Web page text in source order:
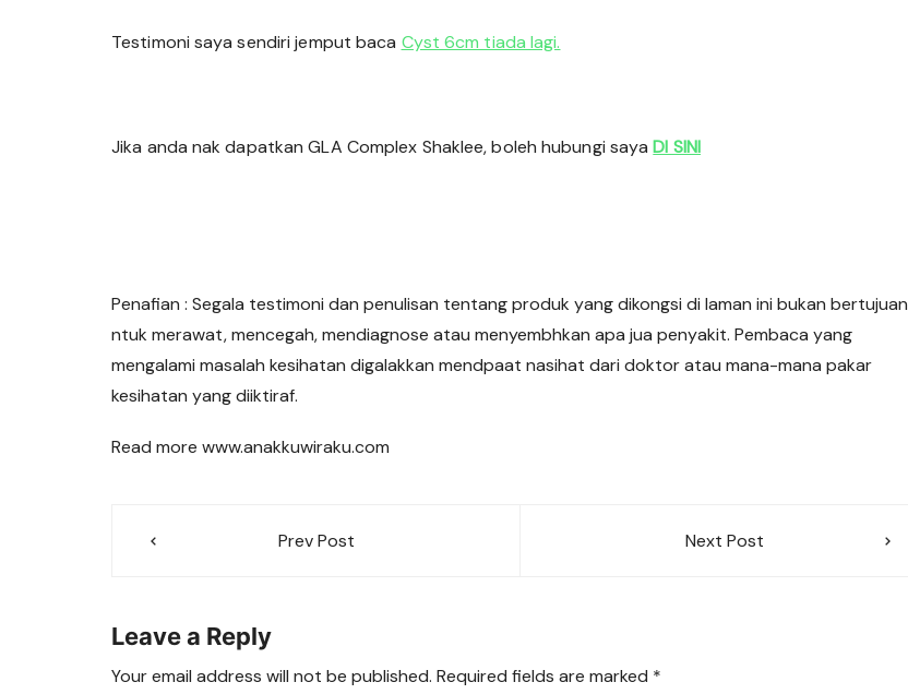
Testimoni saya sendiri jemput baca Cyst 6cm tiada lagi.
Jika anda nak dapatkan GLA Complex Shaklee, boleh hubungi saya DI SINI
Penafian : Segala testimoni dan penulisan tentang produk yang dikongsi di laman ini bukan bertujuan
ntuk merawat, mencegah, mendiagnose atau menyembhkan apa jua penyakit. Pembaca yang
mengalami masalah kesihatan digalakkan mendpaat nasihat dari doktor atau mana-mana pakar
kesihatan yang diiktiraf.
Read more www.anakkuwiraku.com
Prev Post Next Post
Leave a Reply
Your email address will not be published. Required fields are marked *